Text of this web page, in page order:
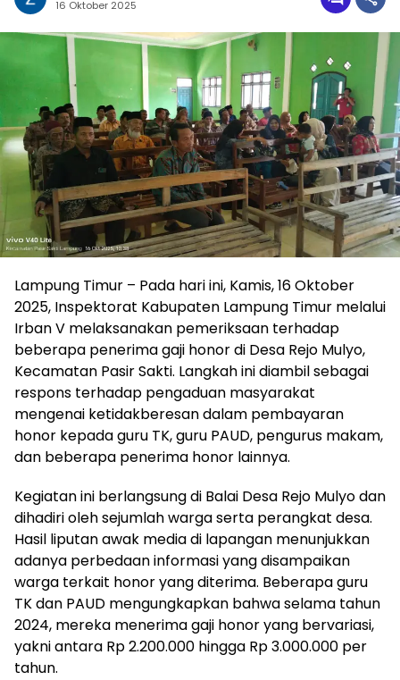
16 Oktober 2025
Lampung Timur – Pada hari ini, Kamis, 16 Oktober
2025, Inspektorat Kabupaten Lampung Timur melalui
Irban V melaksanakan pemeriksaan terhadap
beberapa penerima gaji honor di Desa Rejo Mulyo,
Kecamatan Pasir Sakti. Langkah ini diambil sebagai
respons terhadap pengaduan masyarakat
mengenai ketidakberesan dalam pembayaran
honor kepada guru TK, guru PAUD, pengurus makam,
dan beberapa penerima honor lainnya.
Kegiatan ini berlangsung di Balai Desa Rejo Mulyo dan
dihadiri oleh sejumlah warga serta perangkat desa.
Hasil liputan awak media di lapangan menunjukkan
adanya perbedaan informasi yang disampaikan
warga terkait honor yang diterima. Beberapa guru
TK dan PAUD mengungkapkan bahwa selama tahun
2024, mereka menerima gaji honor yang bervariasi,
yakni antara Rp 2.200.000 hingga Rp 3.000.000 per
tahun.